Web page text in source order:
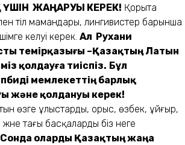
ҮШІН ЖАҢАРУЫ КЕРЕК! Қорыта
тіл мамандары, лингивистер барынша
келуі керек. Ал Рухани
темірқазығы –Қазақтың Латын
қолдауға тиіспіз. Бұл
мемлекеттің барлық
және қолдануы керек!
өзге ұлыстарды, орыс, өзбек, ұйғыр,
және тағы басқаларды біз неге
Сонда оларды Қазақтың жаңа